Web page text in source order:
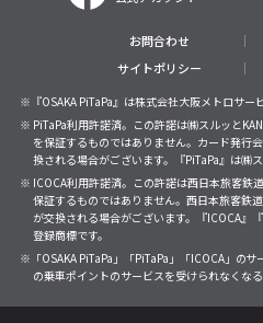
お問合わせ
サイトポリシー
※『OSAKA PiTaPa』は株式会社大阪メトロサー
※ PiTaPa利用許諾済。この許諾は㈱スルッと
を保証するものではありません。カード発行
換される場合がございます。『PiTaPa』は㈱
※ ICOCA利用許諾済。この許諾は西日本旅客鉄
保証するものではありません。西日本旅客鉄
が交換される場合がございます。『ICOCA』
登録商標です。
※「OSAKA PiTaPa」「PiTaPa」「ICOCA」の
の乗車ポイントのサービスを受けられなくなる